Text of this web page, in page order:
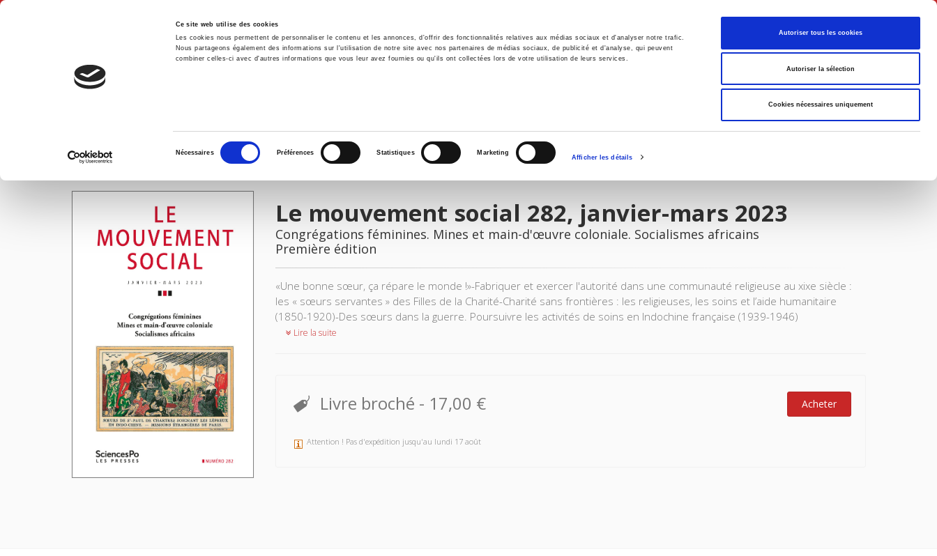
Ce site web utilise des cookies
Les cookies nous permettent de personnaliser le contenu et les annonces, d'offrir des fonctionnalités relatives aux médias sociaux et d'analyser notre trafic.
Nous partageons également des informations sur l'utilisation de notre site avec nos partenaires de médias sociaux, de publicité et d'analyse, qui peuvent
combiner celles-ci avec d'autres informations que vous leur avez fournies ou qu'ils ont collectées lors de votre utilisation de leurs services.
consentement
Nécessaires Préférences Statistiques Marketing
Afficher les détails
Autoriser tous les cookies
Autoriser la sélection
Cookies nécessaires uniquement
Français
Accueil Environnement Histoire International
IMAGES
Le mouvement social 282, janvier-mars 2023
Congrégations féminines. Mines et main-d'œuvre coloniale. Socialismes africains
Première édition
«Une bonne sœur, ça répare le monde !»-Fabriquer et exercer l'autorité dans une communauté religieuse au xixe siècle :
les « sœurs servantes » des Filles de la Charité-Charité sans frontières : les religieuses, les soins et l’aide humanitaire
(1850-1920)-Des sœurs dans la guerre. Poursuivre les activités de soins en Indochine française (1939-1946)
Lire la suite
Livre broché - 17,00 € Acheter
Attention ! Pas d'expédition jusqu'au lundi 17 août